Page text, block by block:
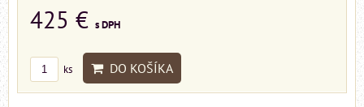
425 € s DPH
ks DO KOŠÍKA